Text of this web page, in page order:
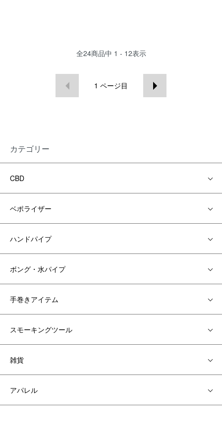
全24商品中 1 - 12表示
1 ページ目
カテゴリー
CBD
ベポライザー
ハンドパイプ
ボング・水パイプ
手巻きアイテム
スモーキングツール
雑貨
アパレル